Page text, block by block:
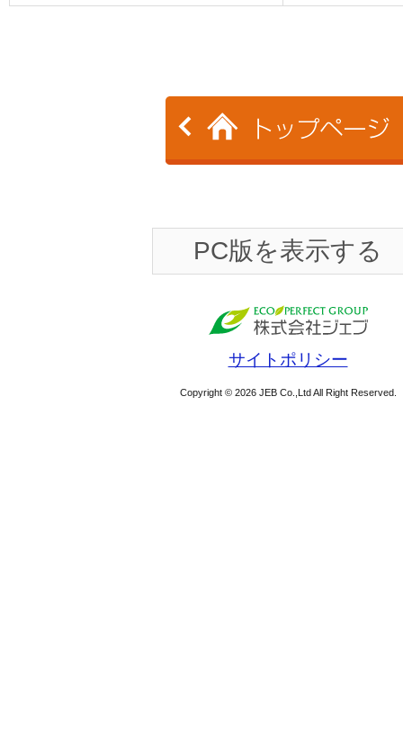
PC版を表示する
サイトポリシー
Copyright © 2026 JEB Co.,Ltd All Right Reserved.